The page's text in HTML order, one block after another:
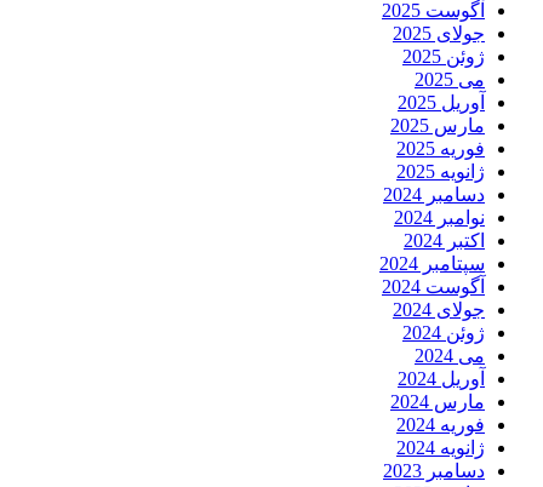
آگوست 2025
جولای 2025
ژوئن 2025
می 2025
آوریل 2025
مارس 2025
فوریه 2025
ژانویه 2025
دسامبر 2024
نوامبر 2024
اکتبر 2024
سپتامبر 2024
آگوست 2024
جولای 2024
ژوئن 2024
می 2024
آوریل 2024
مارس 2024
فوریه 2024
ژانویه 2024
دسامبر 2023